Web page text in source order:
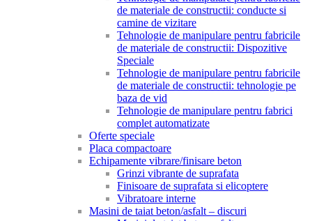
de materiale de constructii: conducte si
camine de vizitare
Tehnologie de manipulare pentru fabricile
de materiale de constructii: Dispozitive
Speciale
Tehnologie de manipulare pentru fabricile
de materiale de constructii: tehnologie pe
baza de vid
Tehnologie de manipulare pentru fabrici
complet automatizate
Oferte speciale
Placa compactoare
Echipamente vibrare/finisare beton
Grinzi vibrante de suprafata
Finisoare de suprafata si elicoptere
Vibratoare interne
Masini de taiat beton/asfalt – discuri